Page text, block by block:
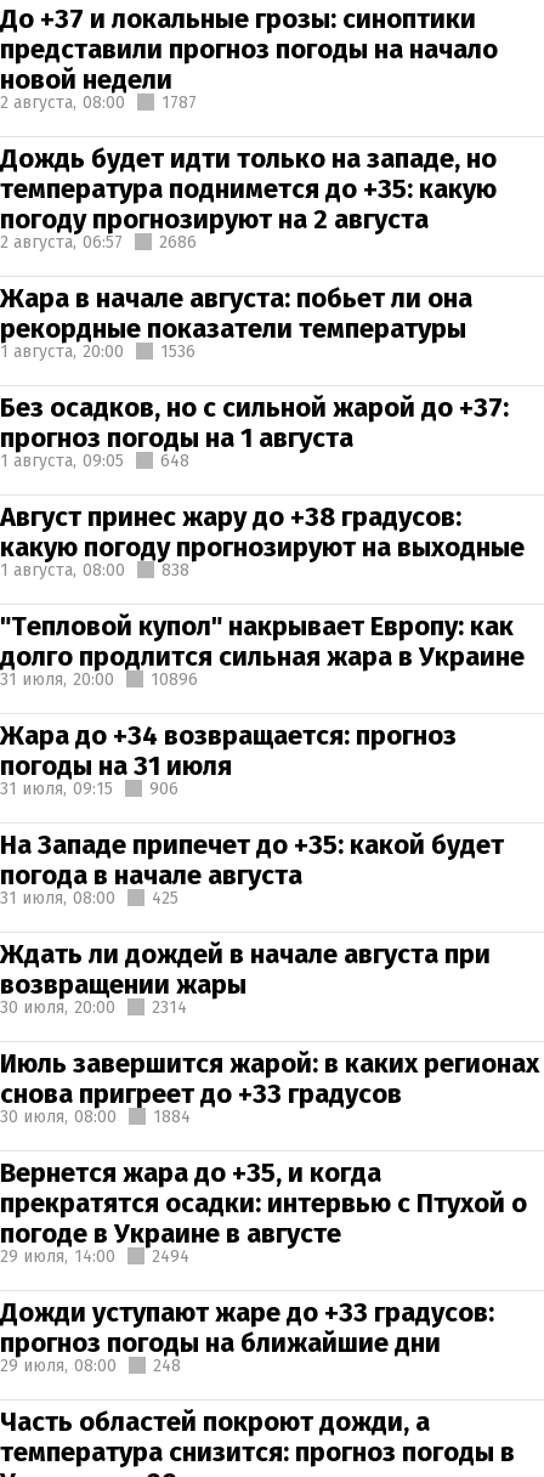
До +37 и локальные грозы: синоптики
представили прогноз погоды на начало
новой недели
2 августа, 08:00 1787
Дождь будет идти только на западе, но
температура поднимется до +35: какую
погоду прогнозируют на 2 августа
2 августа, 06:57 2686
Жара в начале августа: побьет ли она
рекордные показатели температуры
1 августа, 20:00 1536
Без осадков, но с сильной жарой до +37:
прогноз погоды на 1 августа
1 августа, 09:05 648
Август принес жару до +38 градусов:
какую погоду прогнозируют на выходные
1 августа, 08:00 838
"Тепловой купол" накрывает Европу: как
долго продлится сильная жара в Украине
31 июля, 20:00 10896
Жара до +34 возвращается: прогноз
погоды на 31 июля
31 июля, 09:15 906
На Западе припечет до +35: какой будет
погода в начале августа
31 июля, 08:00 425
Ждать ли дождей в начале августа при
возвращении жары
30 июля, 20:00 2314
Июль завершится жарой: в каких регионах
снова пригреет до +33 градусов
30 июля, 08:00 1884
Вернется жара до +35, и когда
прекратятся осадки: интервью с Птухой о
погоде в Украине в августе
29 июля, 14:00 2494
Дожди уступают жаре до +33 градусов:
прогноз погоды на ближайшие дни
29 июля, 08:00 248
Часть областей покроют дожди, а
температура снизится: прогноз погоды в